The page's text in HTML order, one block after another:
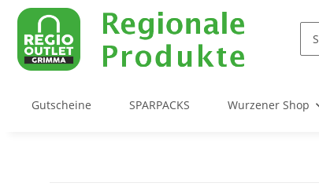
Gutscheine SPARPACKS Wurzener Shop